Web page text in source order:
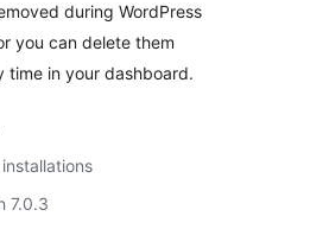
during WordPress
you can delete them
time in your dashboard.
7.0.3